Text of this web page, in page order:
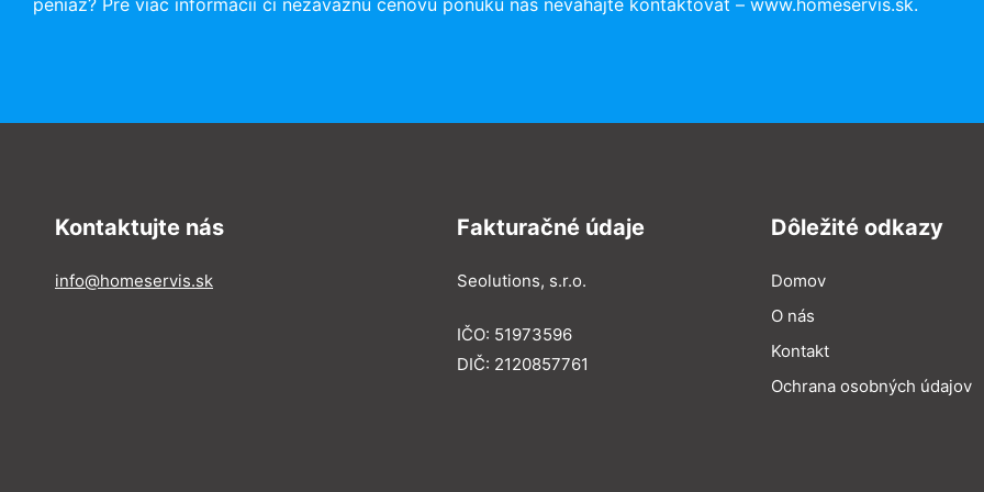
Kontaktujte nás
info@homeservis.sk
Fakturačné údaje
Seolutions, s.r.o.
IČO: 51973596
DIČ: 2120857761
Dôležité odkazy
Domov
O nás
Kontakt
Ochrana osobných údajov